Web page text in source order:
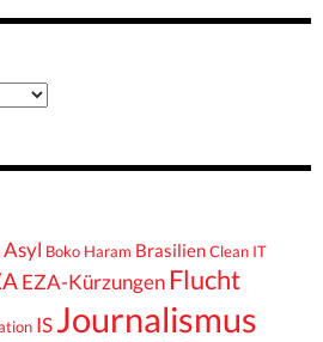
Asyl Boko Haram BrasilienClean IT
EZA-Kürzungen Flucht
IS Journalismus